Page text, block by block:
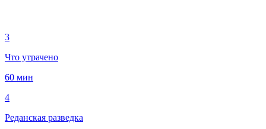
3
Что утрачено
60 мин
4
Реданская разведка